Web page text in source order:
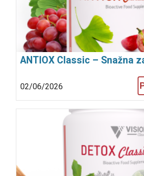
ANTIOX Classic – Snažna
02/06/2026